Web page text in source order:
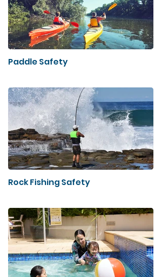
Paddle Safety
Rock Fishing Safety